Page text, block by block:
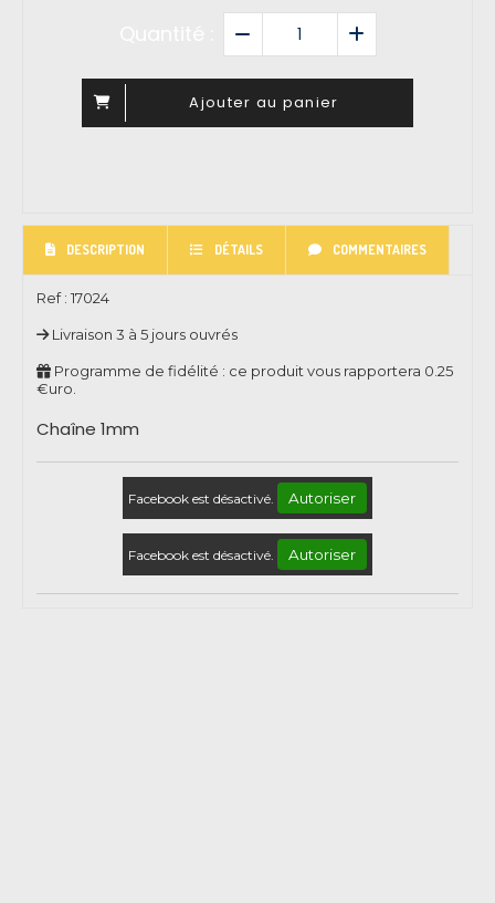
Ajouter au panier
DESCRIPTION DÉTAILS COMMENTAIRES
Ref : 17024
Livraison 3 à 5 jours ouvrés
Programme de fidélité : ce produit vous rapportera 0.25
€uro.
Chaîne 1mm
Facebook est désactivé. Autoriser
Facebook est désactivé. Autoriser